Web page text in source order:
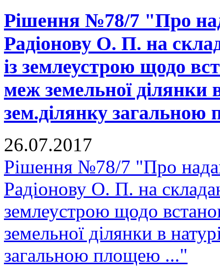
Рішення №78/7 "Про
Радіонову О. П. на
із землеустрою щодо
меж земельної ділянки
зем.ділянку
26.07.2017
Рішення №78/7 "Про
Радіонову О. П. на
землеустрою щодо
земельної ділянки в
загальною площею ..."